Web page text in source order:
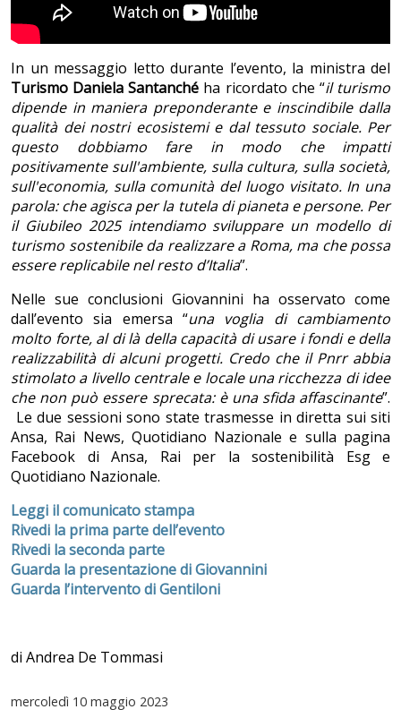
In un messaggio letto durante l’evento, la ministra del
Turismo Daniela Santanché ha ricordato che “il turismo
dipende in maniera preponderante e inscindibile dalla
qualità dei nostri ecosistemi e dal tessuto sociale. Per
questo dobbiamo fare in modo che impatti
positivamente sull'ambiente, sulla cultura, sulla società,
sull'economia, sulla comunità del luogo visitato. In una
parola: che agisca per la tutela di pianeta e persone. Per
il Giubileo 2025 intendiamo sviluppare un modello di
turismo sostenibile da realizzare a Roma, ma che possa
essere replicabile nel resto d’Italia”.
Nelle sue conclusioni Giovannini ha osservato come
dall’evento sia emersa “una voglia di cambiamento
molto forte, al di là della capacità di usare i fondi e della
realizzabilità di alcuni progetti. Credo che il Pnrr abbia
stimolato a livello centrale e locale una ricchezza di idee
che non può essere sprecata: è una sfida affascinante”.
Le due sessioni sono state trasmesse in diretta sui siti
Ansa, Rai News, Quotidiano Nazionale e sulla pagina
Facebook di Ansa, Rai per la sostenibilità Esg e
Quotidiano Nazionale.
Leggi il comunicato stampa
Rivedi la prima parte dell’evento
Rivedi la seconda parte
Guarda la presentazione di Giovannini
Guarda l’intervento di Gentiloni
di Andrea De Tommasi
mercoledì 10 maggio 2023